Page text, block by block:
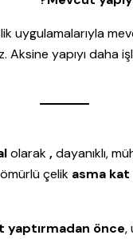
uygulamalarıyla
Aksine yapıyı daha
olarak ,dayanıklı,
çelik asma
yaptırmadan önce,